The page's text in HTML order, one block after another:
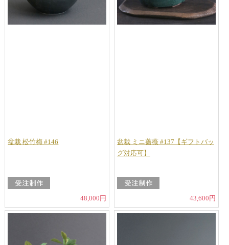
盆栽 松竹梅 #146
48,000円
盆栽 ミニ薔薇 #137【ギフトバッ
グ対応可】
43,600円